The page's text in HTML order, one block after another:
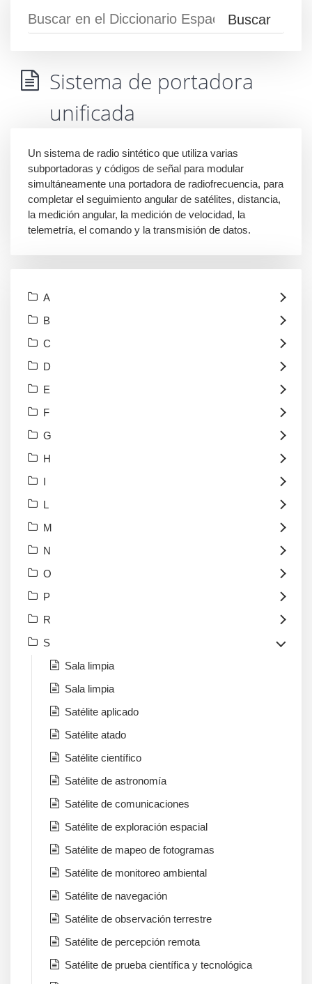
Sistema de portadora
unificada
Un sistema de radio sintético que utiliza varias
subportadoras y códigos de señal para modular
simultáneamente una portadora de radiofrecuencia, para
completar el seguimiento angular de satélites, distancia,
la medición angular, la medición de velocidad, la
telemetría, el comando y la transmisión de datos.
A
B
C
D
E
F
G
H
I
L
M
N
O
P
R
S
Sala limpia
Sala limpia
Satélite aplicado
Satélite atado
Satélite científico
Satélite de astronomía
Satélite de comunicaciones
Satélite de exploración espacial
Satélite de mapeo de fotogramas
Satélite de monitoreo ambiental
Satélite de navegación
Satélite de observación terrestre
Satélite de percepción remota
Satélite de prueba científica y tecnológica